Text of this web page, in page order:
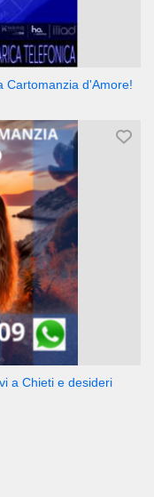
Cartomanzia d'Amore!
a Chieti e desideri